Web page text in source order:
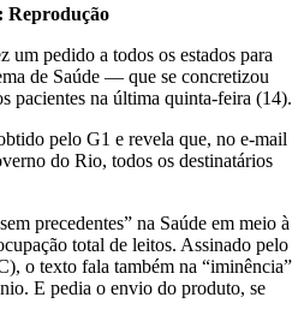
Reprodução
um pedido a todos os estados para
de Saúde — que se concretizou
pacientes na última quinta-feira (14).
pelo G1 e revela que, no e-mail
do Rio, todos os destinatários
precedentes” na Saúde em meio à
total de leitos. Assinado pelo
o texto fala também na “iminência”
E pedia o envio do produto, se